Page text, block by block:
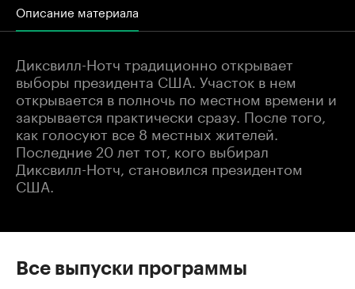
Описание материала
Диксвилл-Нотч традиционно открывает
выборы президента США. Участок в нем
открывается в полночь по местном времени и
закрывается практически сразу. После того,
как голосуют все 8 местных жителей.
Последние 20 лет тот, кого выбирал
Диксвилл-Нотч, становился президентом
США.
Все выпуски программы